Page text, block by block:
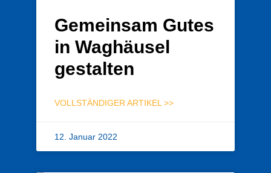
Gemeinsam Gutes
in Waghäusel
gestalten
VOLLSTÄNDIGER ARTIKEL >>
12. Januar 2022